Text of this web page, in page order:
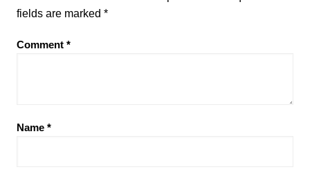
fields are marked *
Comment *
Name *